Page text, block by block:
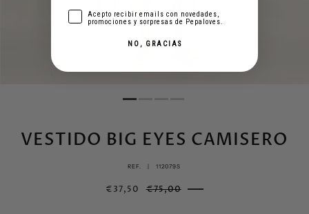
VESTIDO BIG EYES CAMISERO
REF. | 112079S
€37,50 €75,00
aceptarAcepto recibir emails con novedades,
promociones y sorpresas de Pepaloves.
NO, GRACIAS